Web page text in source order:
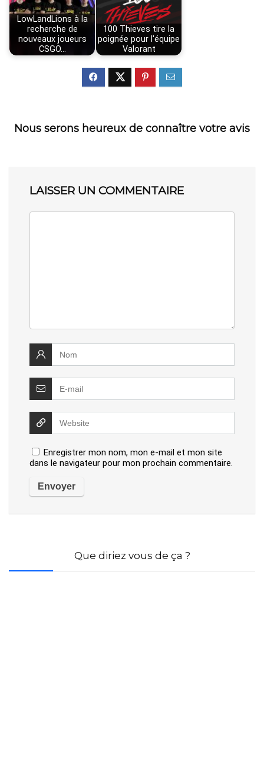
LowLandLions à la
recherche de
nouveaux joueurs
CSGO…
100 Thieves tire la
poignée pour l'équipe
Valorant
Nous serons heureux de connaître votre avis
LAISSER UN COMMENTAIRE
Enregistrer mon nom, mon e-mail et mon site
dans le navigateur pour mon prochain commentaire.
Que diriez vous de ça ?